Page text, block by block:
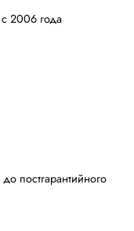
2006 года
постгарантийного